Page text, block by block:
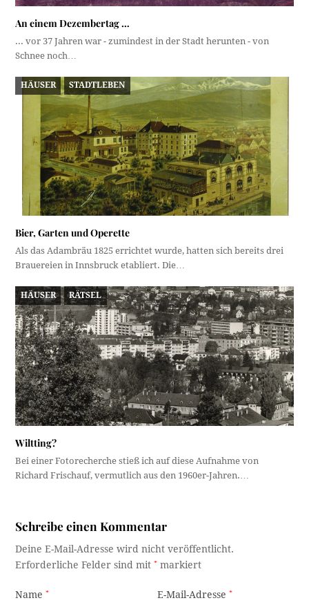
An einem Dezembertag …
... vor 37 Jahren war - zumindest in der Stadt herunten - von
Schnee noch…
HÄUSER STADTLEBEN
Bier, Garten und Operette
Als das Adambräu 1825 errichtet wurde, hatten sich bereits drei
Brauereien in Innsbruck etabliert. Die…
HÄUSER RÄTSEL
Wiltting?
Bei einer Fotorecherche stieß ich auf diese Aufnahme von
Richard Frischauf, vermutlich aus den 1960er-Jahren.…
Schreibe einen Kommentar
Deine E-Mail-Adresse wird nicht veröffentlicht.
Erforderliche Felder sind mit* markiert
Name* E-Mail-Adresse*